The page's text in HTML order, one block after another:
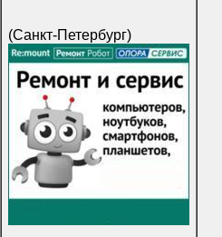
(Санкт-Петербург)